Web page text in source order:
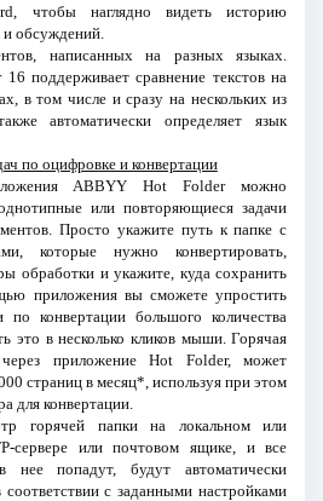
чтобы наглядно видеть историю
и обсуждений.
написанных на разных языках.
поддерживает сравнение текстов на
в том числе и сразу на нескольких из
автоматически определяет язык
по оцифровке и конвертации
ABBYY Hot Folder можно
или повторяющиеся задачи
Просто укажите путь к папке с
которые нужно конвертировать,
обработки и укажите, куда сохранить
приложения вы сможете упростить
по конвертации большого количества
это в несколько кликов мыши. Горячая
через приложение Hot Folder, может
страниц в месяц*, используя при этом
для конвертации.
горячей папки на локальном или
сервере или почтовом ящике, и все
нее попадут, будут автоматически
соответствии с заданными настройками